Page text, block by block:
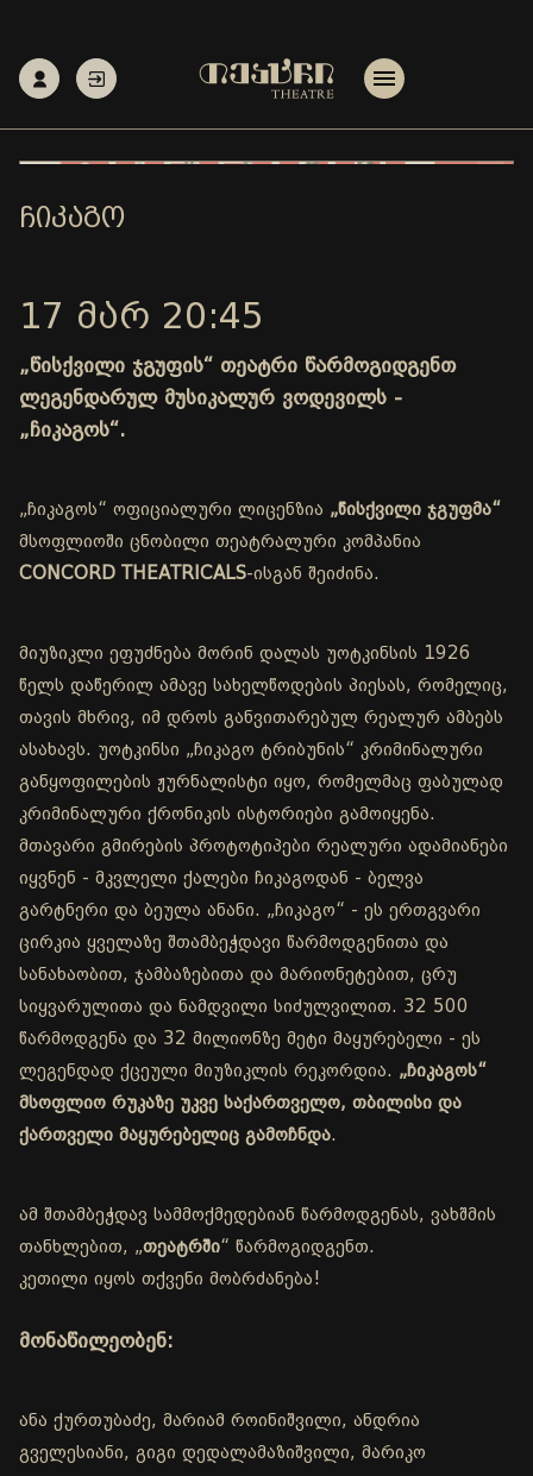
ᲩᲘᲙᲐᲒᲝ
17 ᲛᲐᲠ 20:45
„წისქვილი ჯგუფის“ თეატრი წარმოგიდგენთ
ლეგენდარულ მუსიკალურ ვოდევილს -
„ჩიკაგოს“.
„ჩიკაგოს“ ოფიციალური ლიცენზია „წისქვილი ჯგუფმა“
მსოფლიოში ცნობილი თეატრალური კომპანია
CONCORD THEATRICALS-ისგან შეიძინა.
მიუზიკლი ეფუძნება მორინ დალას უოტკინსის 1926
წელს დაწერილ ამავე სახელწოდების პიესას, რომელიც,
თავის მხრივ, იმ დროს განვითარებულ რეალურ ამბებს
ასახავს. უოტკინსი „ჩიკაგო ტრიბუნის“ კრიმინალური
განყოფილების ჟურნალისტი იყო, რომელმაც ფაბულად
კრიმინალური ქრონიკის ისტორიები გამოიყენა.
მთავარი გმირების პროტოტიპები რეალური ადამიანები
იყვნენ - მკვლელი ქალები ჩიკაგოდან - ბელვა
გარტნერი და ბეულა ანანი. „ჩიკაგო“ - ეს ერთგვარი
ცირკია ყველაზე შთამბეჭდავი წარმოდგენითა და
სანახაობით, ჯამბაზებითა და მარიონეტებით, ცრუ
სიყვარულითა და ნამდვილი სიძულვილით. 32 500
წარმოდგენა და 32 მილიონზე მეტი მაყურებელი - ეს
ლეგენდად ქცეული მიუზიკლის რეკორდია. „ჩიკაგოს“
მსოფლიო რუკაზე უკვე საქართველო, თბილისი და
ქართველი მაყურებელიც გამოჩნდა.
ამ შთამბეჭდავ სამმოქმედებიან წარმოდგენას, ვახშმის
თანხლებით, „თეატრში“ წარმოგიდგენთ.
კეთილი იყოს თქვენი მობრძანება!
მონაწილეობენ:
ანა ქურთუბაძე, მარიამ როინიშვილი, ანდრია
გველესიანი, გიგი დედალამაზიშვილი, მარიკო